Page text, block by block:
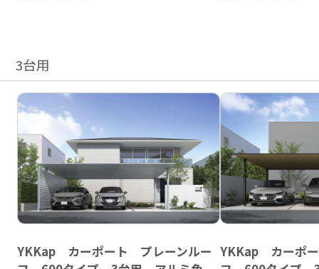
3台用
YKKap カーポート プレーンルー YKKap カーポ